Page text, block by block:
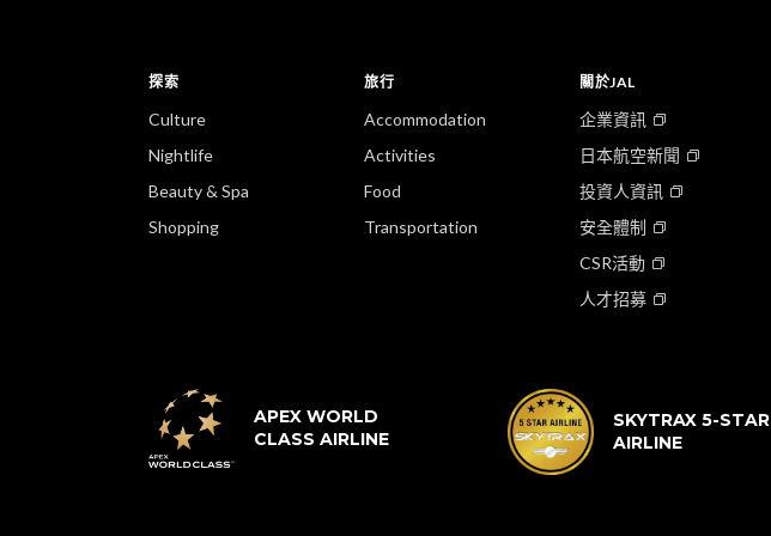
探索
Culture
Nightlife
Beauty & Spa
Shopping
旅行
Accommodation
Activities
Food
Transportation
關於JAL
企業資訊
日本航空新聞
投資人資訊
安全體制
CSR活動
人才招募
APEX WORLD
CLASS AIRLINE
SKYTRAX 5-STAR
AIRLINE